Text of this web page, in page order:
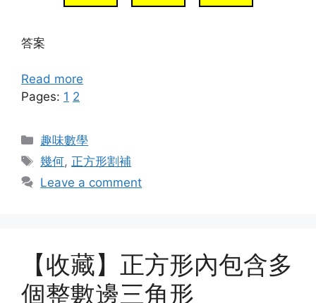
答案
Read more
Pages: 1 2
Categories
趣味數學
Tags
幾何, 正方形割補
Leave a comment
【收藏】正方形內包含多
個整數邊三角形